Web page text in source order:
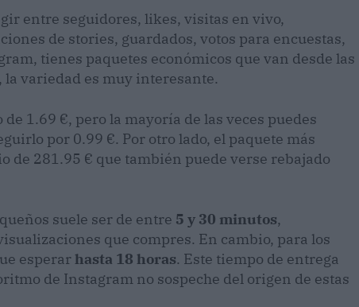
entre seguidores, likes, visitas en vivo,
de stories, guardados, votos para encuestas,
tienes paquetes económicos que van desde las
la variedad es muy interesante.
1.69 €, pero la mayoría de las veces puedes
por 0.99 €. Por otro lado, el paquete más
de 281.95 € que también puede verse rebajado
suele ser de entre 5 y 30 minutos,
que compres. En cambio, para los
esperarhasta 18 horas. Este tiempo de entrega
de Instagram no sospeche del origen de estas